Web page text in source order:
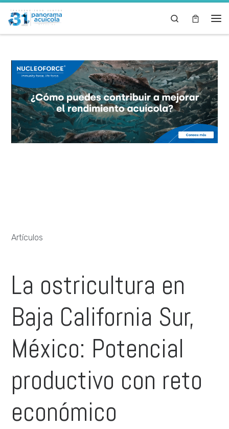
Skip to content Search
Artículos
La ostricultura en
Baja California Sur,
México: Potencial
productivo con reto
económico